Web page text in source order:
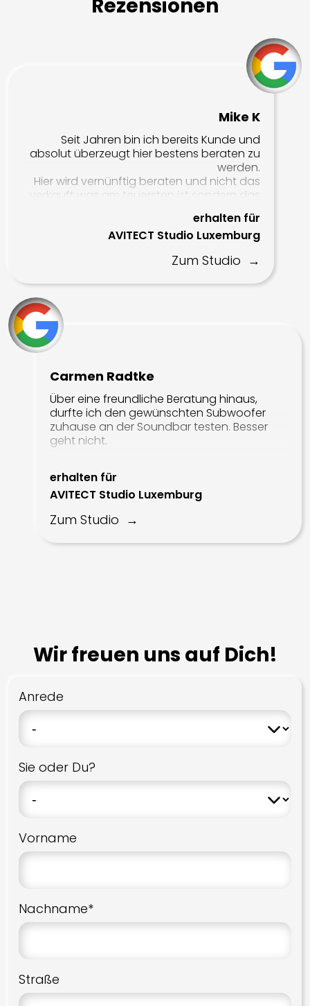
Adeo
Monitor Audio
KEF
BEC
SVS
MultiRoom Audio
BlueSound
Control4
Crestron
Sonos
Marantz
Kabel
Inakustik
Supra
Hi-Shock
Rezensionen
Mike K
Seit Jahren bin ich bereits Kunde und
absolut überzeugt hier bestens beraten zu
werden.
Hier wird vernünftig beraten und nicht das
verkauft was am teuersten ist sondern das
was am besten für die Anforderungen
passt!
Auch nach dem Kauf wird man super
der Support ist top.
erhalten für
AVITECT Studio Luxemburg
Zum Studio
Carmen Radtke
Über eine freundliche Beratung hinaus,
durfte ich den gewünschten Subwoofer
zuhause an der Soundbar testen. Besser
geht nicht.
erhalten für
AVITECT Studio Luxemburg
Zum Studio
Wir freuen uns auf Dich!
Anrede
Sie oder Du?
Vorname
Nachname*
Straße